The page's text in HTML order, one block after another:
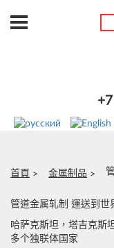
首頁 金属制品
管道金属轧制 運送到世
哈萨克斯坦，塔吉克斯
多个独联体国家